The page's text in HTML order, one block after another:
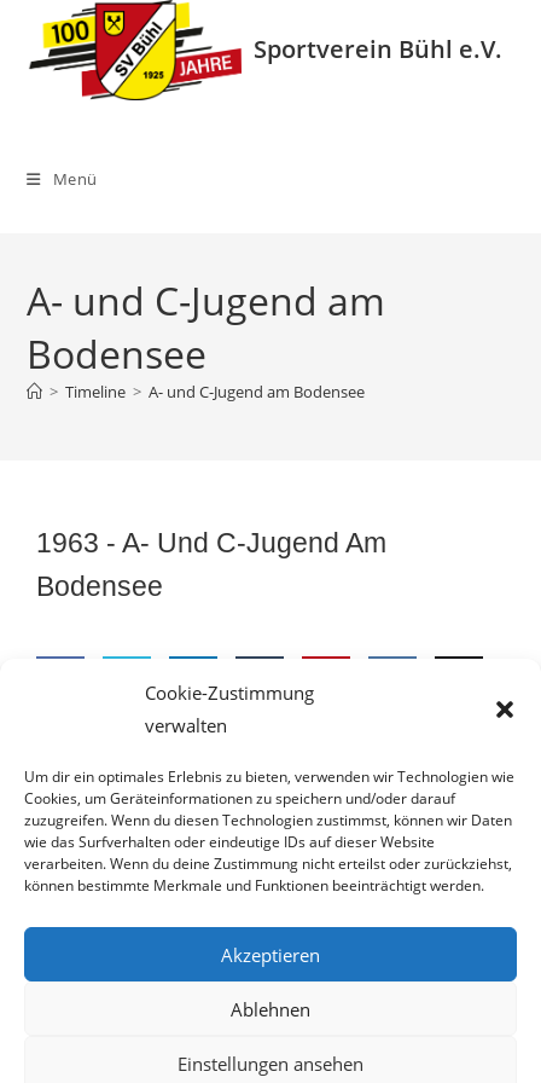
Cookie-Zustimmung
verwalten
Um dir ein optimales Erlebnis zu bieten, verwenden wir Technologien wie
Cookies, um Geräteinformationen zu speichern und/oder darauf
zuzugreifen. Wenn du diesen Technologien zustimmst, können wir Daten
wie das Surfverhalten oder eindeutige IDs auf dieser Website
verarbeiten. Wenn du deine Zustimmung nicht erteilst oder zurückziehst,
können bestimmte Merkmale und Funktionen beeinträchtigt werden.
Akzeptieren
Ablehnen
Einstellungen ansehen
Inhalt
springen
Sportverein Bühl e.V.
Menü
A- und C-Jugend am
Bodensee
> Timeline > A- und C-Jugend am Bodensee
1963 - A- Und C-Jugend Am
Bodensee
on
Facebo
ok
on
Twitter
Share
on
LinkedI
n
on
Tumblr
on VK this
mit der A- und C-Jugend eine Reise an den Bodensee (Friedrichshafen).
Hier ein Auszug aus dem Fotoalbum von Dieter Dziellak:
1963 Ausflug Bodensee Album